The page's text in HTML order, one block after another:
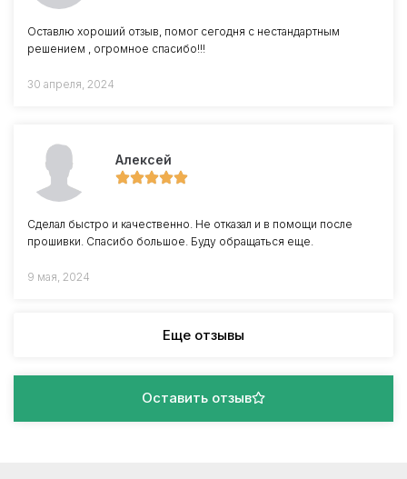
Оставлю хороший отзыв, помог сегодня с нестандартным
решением , огромное спасибо!!!
30 апреля, 2024
Алексей
Сделал быстро и качественно. Не отказал и в помощи после
прошивки. Спасибо большое. Буду обращаться еще.
9 мая, 2024
Еще отзывы
Оставить отзыв